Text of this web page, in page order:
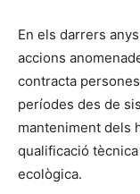
En els darrers
accions
contracta
períodes des de
manteniment dels
qualificació
ecològica.